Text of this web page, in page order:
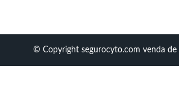
© Copyright segurocyto.com venda de